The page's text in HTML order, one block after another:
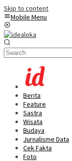
Skip to content
Mobile Menu
Berita
Feature
Sastra
Wisata
Budaya
Jurnalisme Data
Cek Fakta
Foto